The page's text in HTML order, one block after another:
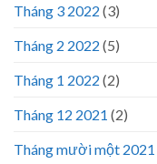
Tháng 3 2022 (3)
Tháng 2 2022 (5)
Tháng 1 2022 (2)
Tháng 12 2021 (2)
Tháng mười một 2021